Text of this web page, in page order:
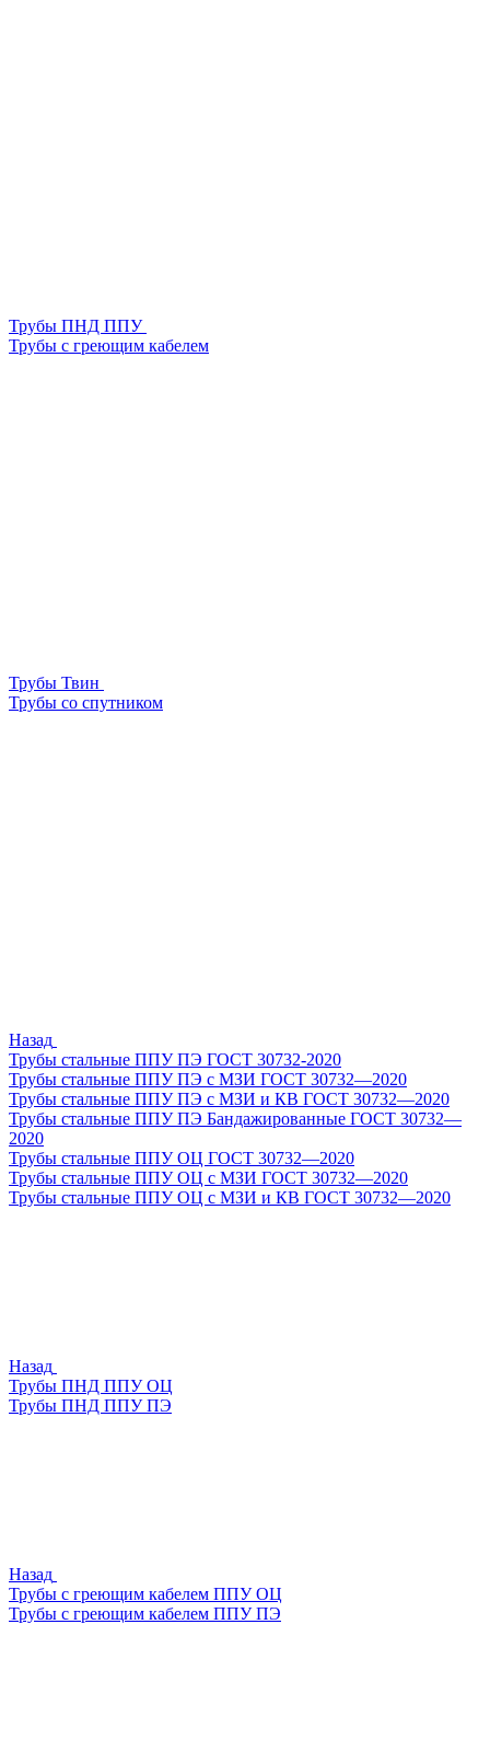
Трубы ПНД ППУ
Трубы с греющим кабелем
Трубы Твин
Трубы со спутником
Назад
Трубы стальные ППУ ПЭ ГОСТ 30732-2020
Трубы стальные ППУ ПЭ с МЗИ ГОСТ 30732—2020
Трубы стальные ППУ ПЭ с МЗИ и КВ ГОСТ 30732—2020
Трубы стальные ППУ ПЭ Бандажированные ГОСТ 30732—
2020
Трубы стальные ППУ ОЦ ГОСТ 30732—2020
Трубы стальные ППУ ОЦ с МЗИ ГОСТ 30732—2020
Трубы стальные ППУ ОЦ с МЗИ и КВ ГОСТ 30732—2020
Назад
Трубы ПНД ППУ ОЦ
Трубы ПНД ППУ ПЭ
Назад
Трубы с греющим кабелем ППУ ОЦ
Трубы с греющим кабелем ППУ ПЭ